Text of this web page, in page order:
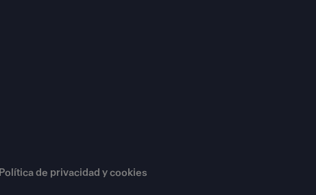
Política de privacidad y cookies